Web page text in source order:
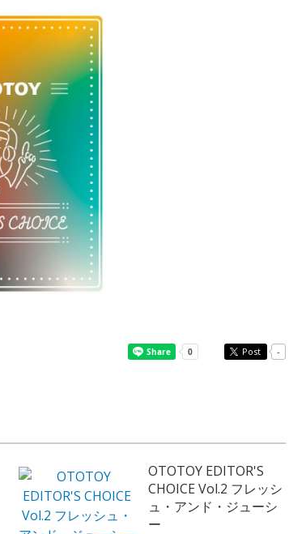
Post -
OTOTOY EDITOR'S
CHOICE Vol.2 フレッシ
ュ・アンド・ジューシ
ー